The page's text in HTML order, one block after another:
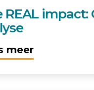
REAL impact:
meer